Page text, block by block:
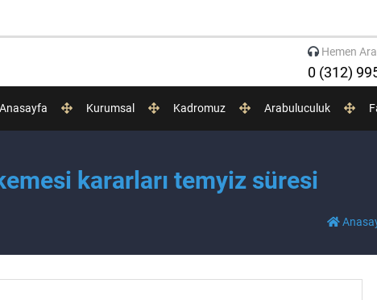
Hemen Ara
0 (312)
Anasayfa Kurumsal Kadromuz Arabuluculuk
kararları temyiz süresi